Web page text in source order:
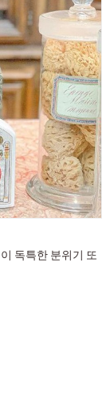
독특한 분위기 또